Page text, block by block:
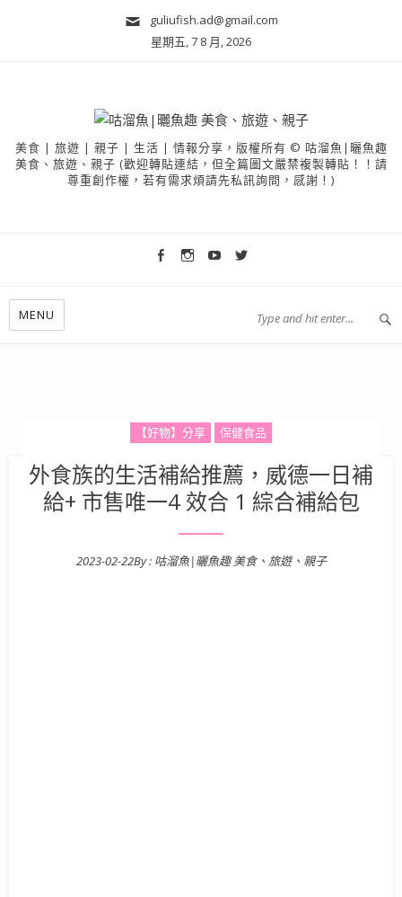
guliufish.ad@gmail.com
星期五, 7 8 月, 2026
美食 | 旅遊 | 親子 | 生活 | 情報分享，版權所有 © 咕溜魚|曬魚趣
美食、旅遊、親子 (歡迎轉貼連結，但全篇圖文嚴禁複製轉貼！！請
尊重創作權，若有需求煩請先私訊詢問，感謝！)
MENU
【好物】分享 保健食品
外食族的生活補給推薦，威德一日補
給+ 市售唯一4 效合 1 綜合補給包
Posted on
2023-02-22By : 咕溜魚|曬魚趣 美食、旅遊、親子